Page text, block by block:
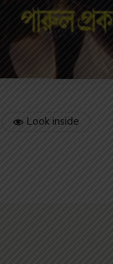
Look inside